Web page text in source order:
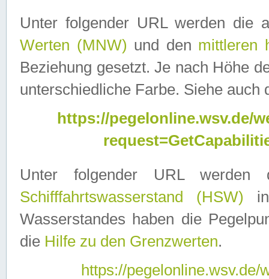
Unter folgender URL werden die
Werten (MNW) und den mittleren
Beziehung gesetzt. Je nach Höhe
unterschiedliche Farbe. Siehe auch
https://pegelonline.wsv.de/
Unter folgender URL
Schifffahrtswasserstand (HSW)
Wasserstandes haben die
die Hilfe zu den Grenzwerten.
https://